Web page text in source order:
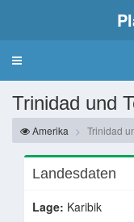
Trinidad und
Amerika
Trinidad
Landesdaten
Lage: Karibik